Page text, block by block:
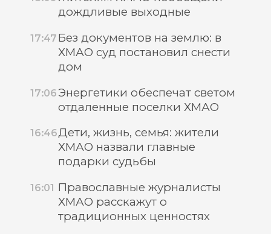
дождливые выходные
17:47 Без документов на землю: в
ХМАО суд постановил снести
дом
17:06 Энергетики обеспечат светом
отдаленные поселки ХМАО
16:46Дети, жизнь, семья: жители
ХМАО назвали главные
подарки судьбы
16:01 Православные журналисты
ХМАО расскажут о
традиционных ценностях